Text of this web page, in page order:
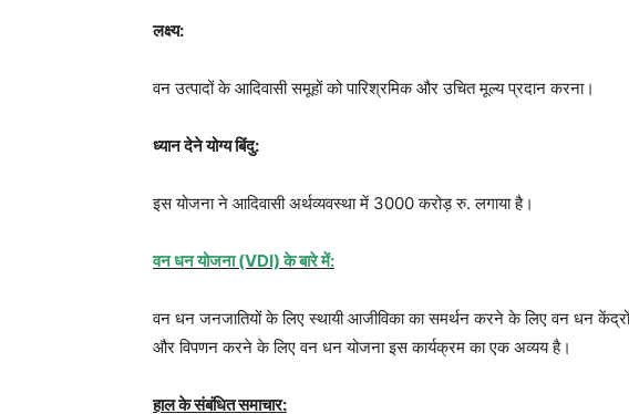
लक्ष्य:
वन उत्पादों के आदिवासी समूहों को पारिश्रमिक और उचित मूल्य प्रदान करना।
ध्यान देने योग्य बिंदु:
इस योजना ने आदिवासी अर्थव्यवस्था में 3000 करोड़ रु. लगाया है।
वन धन योजना (VDI) के बारे में:
वन धन जनजातियों के लिए स्थायी आजीविका का समर्थन करने के लिए वन धन
और विपणन करने के लिए वन धन योजना इस कार्यक्रम का एक अव्यय है।
हाल के संबंधित समाचार: